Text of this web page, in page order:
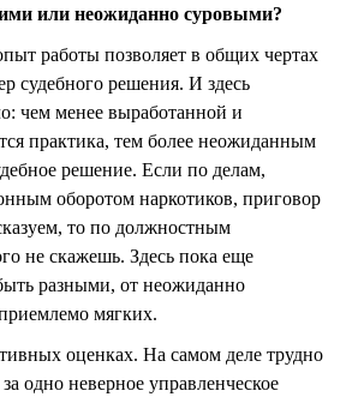
или неожиданно суровыми?
работы позволяет в общих чертах
судебного решения. И здесь
чем менее выработанной и
практика, тем более неожиданным
решение. Если по делам,
оборотом наркотиков, приговор
то по должностным
не скажешь. Здесь пока еще
разными, от неожиданно
мягких.
оценках. На самом деле трудно
одно неверное управленческое